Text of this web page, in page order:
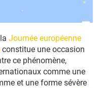
Journée européenne
constitue une occasion
ce phénomène,
comme une
et une forme sévère